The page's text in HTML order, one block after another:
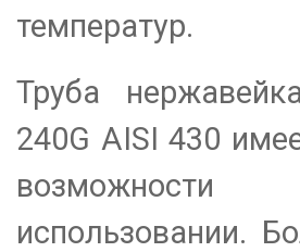
температур.
Труба
240G AISI 430
использовании.